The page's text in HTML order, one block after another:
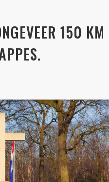
150 KM